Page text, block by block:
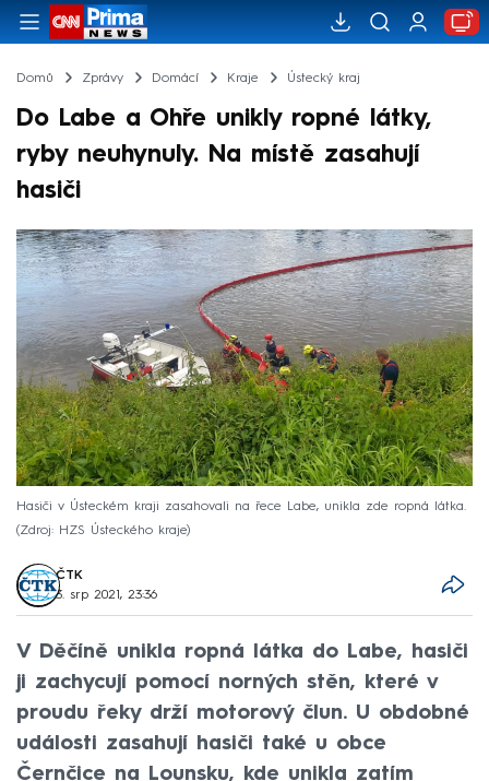
Domů Zprávy Domácí Kraje Ústecký kraj
Do Labe a Ohře unikly ropné látky,
ryby neuhynuly. Na místě zasahují
hasiči
Hasiči v Ústeckém kraji zasahovali na řece Labe, unikla zde ropná látka.
Zdroj: HZS Ústeckého kraje
ČTK
3. srp 2021, 23:36
V Děčíně unikla ropná látka do Labe, hasiči
ji zachycují pomocí norných stěn, které v
proudu řeky drží motorový člun. U obdobné
události zasahují hasiči také u obce
Černčice na Lounsku, kde unikla zatím